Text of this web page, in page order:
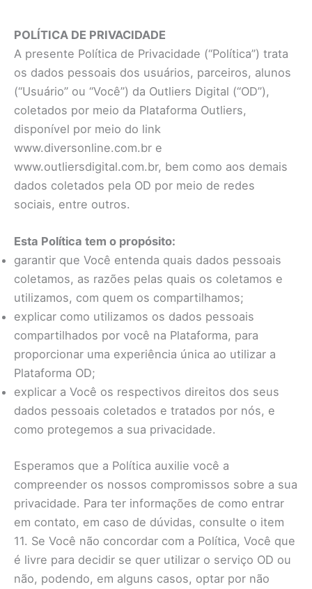
para
conteúdo
POLÍTICA DE PRIVACIDADE
A presente Política de Privacidade (“Política”) trata
os dados pessoais dos usuários, parceiros, alunos
(“Usuário” ou “Você”) da Outliers Digital (“OD”),
coletados por meio da Plataforma Outliers,
disponível por meio do link
www.diversonline.com.br e
www.outliersdigital.com.br, bem como aos demais
dados coletados pela OD por meio de redes
sociais, entre outros.
Esta Política tem o propósito:
garantir que Você entenda quais dados pessoais
coletamos, as razões pelas quais os coletamos e
utilizamos, com quem os compartilhamos;
explicar como utilizamos os dados pessoais
compartilhados por você na Plataforma, para
proporcionar uma experiência única ao utilizar a
Plataforma OD;
explicar a Você os respectivos direitos dos seus
dados pessoais coletados e tratados por nós, e
como protegemos a sua privacidade.
Esperamos que a Política auxilie você a
compreender os nossos compromissos sobre a sua
privacidade. Para ter informações de como entrar
em contato, em caso de dúvidas, consulte o item
11. Se Você não concordar com a Política, Você que
é livre para decidir se quer utilizar o serviço OD ou
não, podendo, em alguns casos, optar por não